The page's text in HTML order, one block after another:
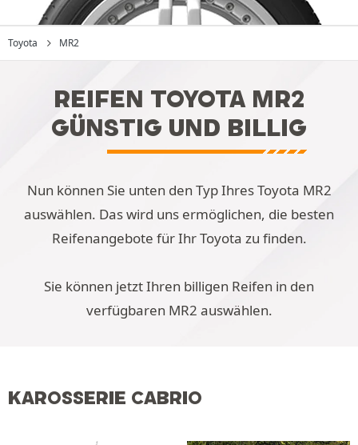
Toyota MR2
REIFEN TOYOTA MR2
GÜNSTIG UND BILLIG
Nun können Sie unten den Typ Ihres Toyota MR2
auswählen. Das wird uns ermöglichen, die besten
Reifenangebote für Ihr Toyota zu finden.
Sie können jetzt Ihren billigen Reifen in den
verfügbaren MR2 auswählen.
KAROSSERIE CABRIO